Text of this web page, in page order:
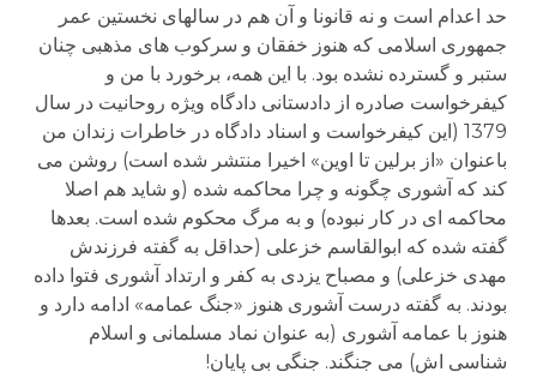
حد اعدام است و نه قانونا و آن هم در سالهای نخستین عمر
جمهوری اسلامی که هنوز خفقان و سرکوب های مذهبی چنان
ستبر و گسترده نشده بود. با این همه، برخورد با من و
کیفرخواست صادره از دادستانی دادگاه ویژه روحانیت در سال
1379 (این کیفرخواست و اسناد دادگاه در خاطرات زندان من
باعنوان «از برلین تا اوین» اخیرا منتشر شده است) روشن می
کند که آشوری چگونه و چرا محاکمه شده (و شاید هم اصلا
محاکمه ای در کار نبوده) و به مرگ محکوم شده است. بعدها
گفته شده که ابوالقاسم خزعلی (حداقل به گفته فرزندش
مهدی خزعلی) و مصباح یزدی به کفر و ارتداد آشوری فتوا داده
بودند. به گفته درست آشوری هنوز «جنگ عمامه» ادامه دارد و
هنوز با عمامه آشوری (به عنوان نماد مسلمانی و اسلام
شناسی اش) می جنگند. جنگی بی پایان!